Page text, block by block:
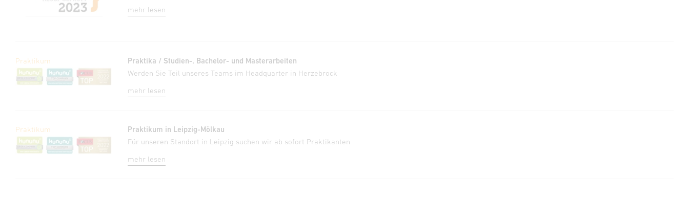
mehr lesen
Praktikum
Praktika / Studien-, Bachelor- und Masterarbeiten
Werden Sie Teil unseres Teams im Headquarter in Herzebrock
mehr lesen
Praktikum
Praktikum in Leipzig-Mölkau
Für unseren Standort in Leipzig suchen wir ab sofort Praktikanten
mehr lesen